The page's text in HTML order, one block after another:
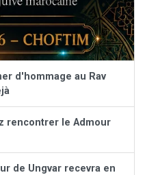
d'hommage au Rav
rencontrer le Admour
de Ungvar recevra en